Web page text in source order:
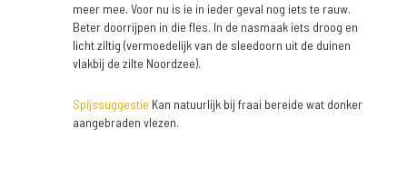
meer mee. Voor nu is ie in ieder geval nog iets te rauw.
Beter doorrijpen in die fles. In de nasmaak iets droog en
licht ziltig (vermoedelijk van de sleedoorn uit de duinen
vlakbij de zilte Noordzee).
Spijssuggestie Kan natuurlijk bij fraai bereide wat donker
aangebraden vlezen.